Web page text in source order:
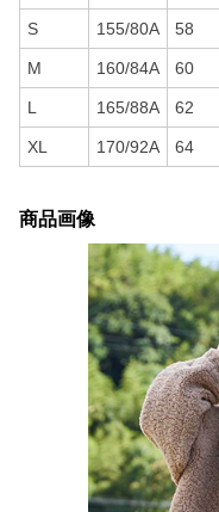
S 155/80A 58
M 160/84A 60
L 165/88A 62
XL 170/92A 64
商品画像